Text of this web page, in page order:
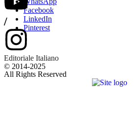
/
Editoriale Italiano
© 2014-2025
All Rights Reserved
Facebook
LinkedIn
Pinterest